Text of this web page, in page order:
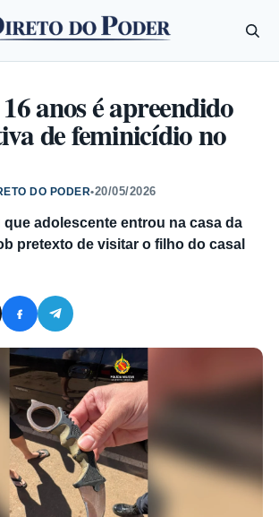
anos é apreendido
de feminicídio no
DO PODER•20/05/2026
que adolescente entrou na casa da
pretexto de visitar o filho do casal